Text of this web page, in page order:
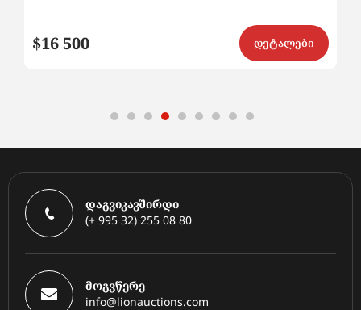
$16 500 დეტალები
დაგვიკავშირდი
(+ 995 32) 255 08 80
მოგვწერე
info@lionauctions.com